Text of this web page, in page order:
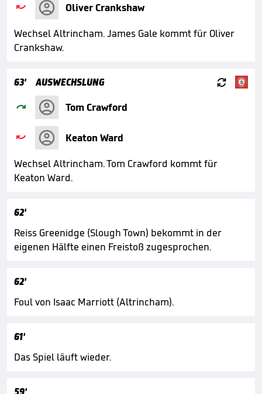

Oliver Crankshaw
Wechsel Altrincham. James Gale kommt für Oliver
Crankshaw.
63' AUSWECHSLUNG 
 Tom Crawford

Keaton Ward
Wechsel Altrincham. Tom Crawford kommt für
Keaton Ward.
62'
Reiss Greenidge (Slough Town) bekommt in der
eigenen Hälfte einen Freistoß zugesprochen.
62'
Foul von Isaac Marriott (Altrincham).
61'
Das Spiel läuft wieder.